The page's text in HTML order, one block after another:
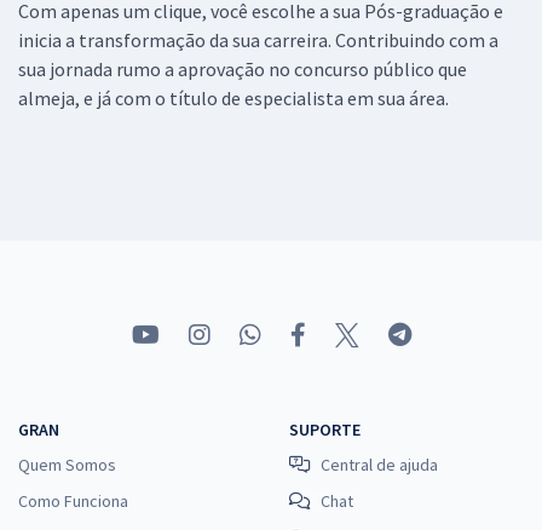
Com apenas um clique, você escolhe a sua Pós-graduação e
inicia a transformação da sua carreira. Contribuindo com a
sua jornada rumo a aprovação no concurso público que
almeja, e já com o título de especialista em sua área.
GRAN
Quem Somos
Como Funciona
SUPORTE
Central de ajuda
Chat